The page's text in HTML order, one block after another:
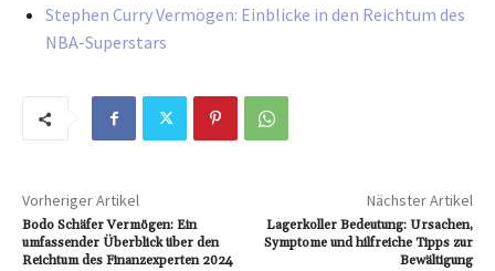
Stephen Curry Vermögen: Einblicke in den Reichtum des
NBA-Superstars
Vorheriger Artikel
Bodo Schäfer Vermögen: Ein
umfassender Überblick über den
Reichtum des Finanzexperten 2024
Nächster Artikel
Lagerkoller Bedeutung: Ursachen,
Symptome und hilfreiche Tipps zur
Bewältigung